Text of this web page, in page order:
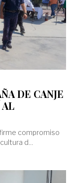
DE CANJE
AL
compromiso
d...